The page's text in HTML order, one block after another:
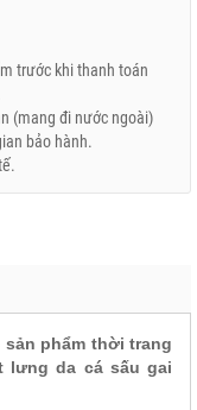
trước khi thanh toán
(mang đi nước ngoài)
bảo hành.
phẩm thời trang
lưng da cá sấu gai